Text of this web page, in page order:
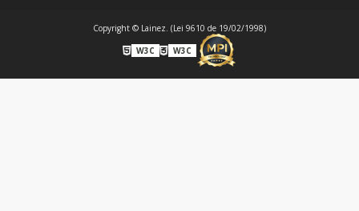
Copyright © Lainez. (Lei 9610 de 19/02/1998)
W3C
W3C